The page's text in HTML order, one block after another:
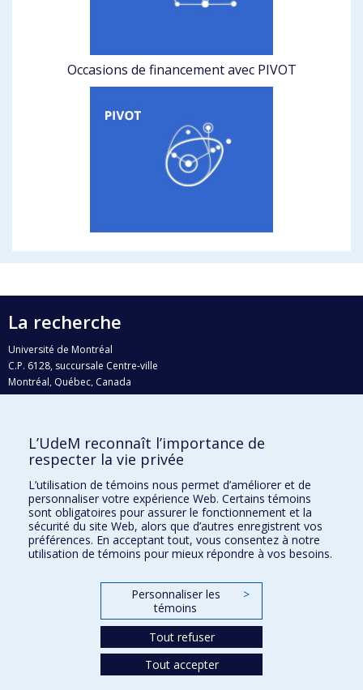
Occasions de financement avec PIVOT
La recherche
Université de Montréal
C.P. 6128, succursale Centre-ville
Montréal, Québec, Canada
H3C 3J7
Qui fait quoi?
Nous trouver
Plan du site
Accessibilité
L’UdeM reconnaît l’importance de
respecter la vie privée
L’utilisation de témoins nous permet d’améliorer et de
personnaliser votre expérience Web. Certains témoins
sont obligatoires pour assurer le fonctionnement et la
sécurité du site Web, alors que d’autres enregistrent vos
préférences. En acceptant tout, vous consentez à notre
utilisation de témoins pour mieux répondre à vos besoins.
Personnaliser les
témoins
>
Tout refuser
Tout accepter